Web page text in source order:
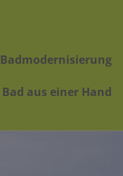
Badmodernisierung
Bad aus einer Hand